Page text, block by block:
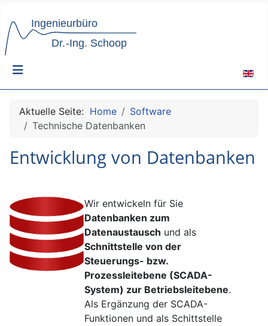
Aktuelle Seite: Home
Software
Technische Datenbanken
Entwicklung von Datenbanken
Wir entwickeln für Sie
Datenbanken zum
Datenaustausch und als
Schnittstelle von der
Steuerungs- bzw.
Prozessleitebene (SCADA-
System) zur Betriebsleitebene.
Als Ergänzung der SCADA-
Funktionen und als Schittstelle